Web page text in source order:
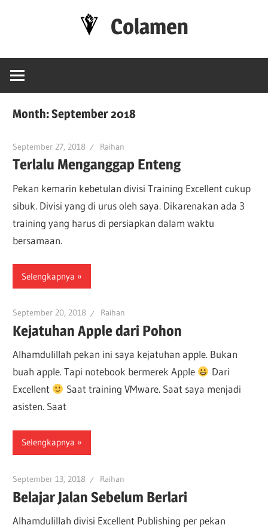
Colamen
Lebih
Month:September 2018
September 27, 2018 Raihan
Terlalu Menganggap Enteng
Pekan kemarin kebetulan divisi Training Excellent cukup
sibuk. Divisi yang di urus oleh saya. Dikarenakan ada 3
training yang harus di persiapkan dalam waktu
bersamaan.
Selengkapnya
September 20, 2018 Raihan
Kejatuhan Apple dari Pohon
Alhamdulillah pekan ini saya kejatuhan apple. Bukan
buah apple. Tapi notebook bermerek Apple
Dari
Excellent
Saat training VMware. Saat saya menjadi
asisten. Saat
Selengkapnya
September 13, 2018 Raihan
Belajar Jalan Sebelum Berlari
Alhamdulillah divisi Excellent Publishing per pekan